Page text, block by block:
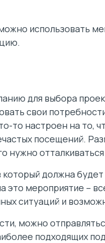
использовать
для выбора
свои
то настроен на то,
посещений.
нужно
должна
это мероприятие –
ситуаций и
можно
подходящих